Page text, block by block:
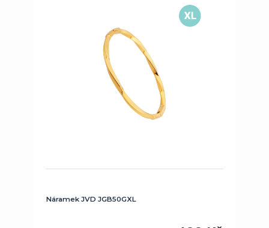
Náramek JVD JGB50GXL